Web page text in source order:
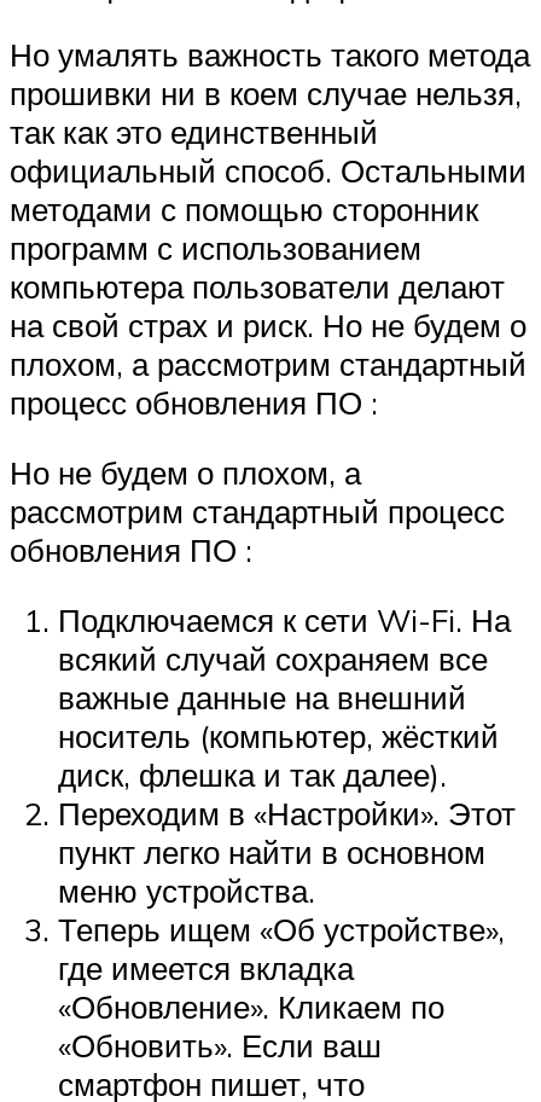
Но умалять важность такого метода
прошивки ни в коем случае нельзя,
так как это единственный
официальный способ. Остальными
методами с помощью сторонник
программ с использованием
компьютера пользователи делают
на свой страх и риск. Но не будем о
плохом, а рассмотрим стандартный
процесс обновления ПО :
Но не будем о плохом, а
рассмотрим стандартный процесс
обновления ПО :
Подключаемся к сети Wi-Fi. На
всякий случай сохраняем все
важные данные на внешний
носитель (компьютер, жёсткий
диск, флешка и так далее).
Переходим в «Настройки». Этот
пункт легко найти в основном
меню устройства.
Теперь ищем «Об устройстве»,
где имеется вкладка
«Обновление». Кликаем по
«Обновить». Если ваш
смартфон пишет, что